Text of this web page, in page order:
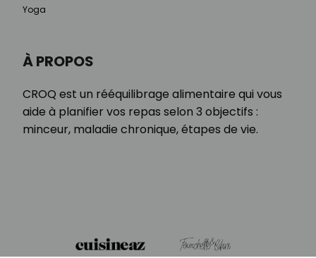
À PROPOS
CROQ est un rééquilibrage alimentaire qui vous
aide à planifier vos repas selon 3 objectifs :
minceur, maladie chronique, étapes de vie.
Yoga